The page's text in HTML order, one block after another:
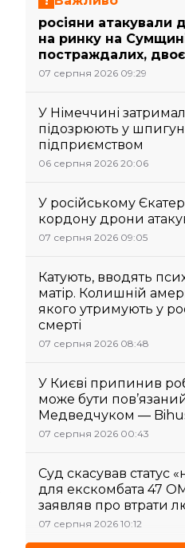
росіяни
на ринку на
постраждалих,
07 серпня 2026 09:29
У Німеччині
підозрюють у
підприємством
06 серпня 2026 20:06
У російському
кордону дрони
07 серпня 2026 09:05
Катують, вводять
матір. Колишній
якого утримують у
смерті
07 серпня 2026 08:48
У Києві припинив
може бути
Медведчуком —
07 серпня 2026 00:43
Суд скасував статус
для екскомбата 47
заявляв про втрати
07 серпня 2026 10:12